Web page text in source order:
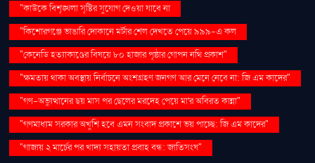
"কাউকে বিশৃঙ্খলা সৃষ্টির সুযোগ দেওয়া যাবে না
"কিশোরগঞ্জে ভাঙারি দোকানে মর্টার শেল দেখতে পেয়ে ৯৯৯-এ কল
"কেনেডি হত্যাকাণ্ডের বিষয়ে ৮০ হাজার পৃষ্ঠার গোপন নথি প্রকাশ"
"ক্ষমতায় থাকা অবস্থায় নির্বাচনে অংশগ্রহণ জনগণ আর মেনে নেবে না: জি এম কাদের"
"গণ–অভ্যুত্থানের ছয় মাস পর ছেলের মরদেহ পেয়ে মা'র অবিরত কান্না"
"গণমাধ্যম সরকার অখুশি হবে এমন সংবাদ প্রকাশে ভয় পাচ্ছে: জি এম কাদের"
"গাজায় ২ মার্চের পর খাদ্য সহায়তা প্রবাহ বন্ধ: জাতিসংঘ"